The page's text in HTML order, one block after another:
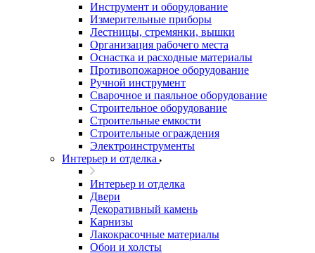
Инструмент и оборудование
Измерительные приборы
Лестницы, стремянки, вышки
Организация рабочего места
Оснастка и расходные материалы
Противопожарное оборудование
Ручной инструмент
Сварочное и паяльное оборудование
Строительное оборудование
Строительные емкости
Строительные ограждения
Электроинструменты
Интерьер и отделка
Интерьер и отделка
Двери
Декоративный камень
Карнизы
Лакокрасочные материалы
Обои и холсты